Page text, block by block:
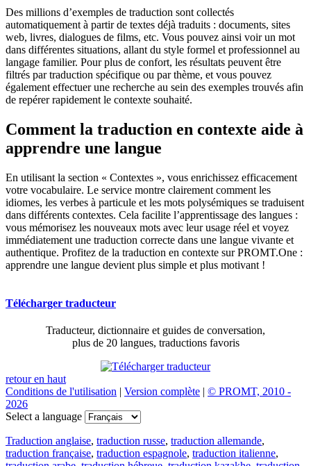
Des millions d’exemples de traduction sont collectés
automatiquement à partir de textes déjà traduits : documents, sites
web, livres, dialogues de films, etc. Vous pouvez ainsi voir un mot
dans différentes situations, allant du style formel et professionnel au
langage familier. Pour plus de confort, les résultats peuvent être
filtrés par traduction spécifique ou par thème, et vous pouvez
également effectuer une recherche au sein des exemples trouvés afin
de repérer rapidement le contexte souhaité.
Comment la traduction en contexte aide à
apprendre une langue
En utilisant la section « Contextes », vous enrichissez efficacement
votre vocabulaire. Le service montre clairement comment les
idiomes, les verbes à particule et les mots polysémiques se traduisent
dans différents contextes. Cela facilite l’apprentissage des langues :
vous mémorisez les nouveaux mots avec leur usage réel et voyez
immédiatement une traduction correcte dans une langue vivante et
authentique. Profitez de la traduction en contexte sur PROMT.One :
apprendre une langue devient plus simple et plus motivant !
Télécharger traducteur
Traducteur, dictionnaire et guides de conversation,
plus de 20 langues, traductions favoris
retour en haut
Conditions de l'utilisation | Version complète | © PROMT, 2010 -
2026
Select a language
Traduction anglaise, traduction russe, traduction allemande,
traduction française, traduction espagnole, traduction italienne,